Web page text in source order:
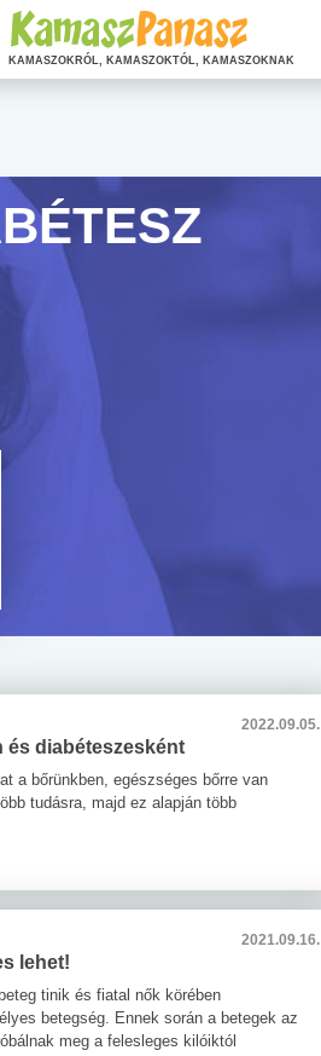
2022.09.05.
és diabéteszesként
a bőrünkben, egészséges bőrre van
tudásra, majd ez alapján több
2021.09.16.
lehet!
tinik és fiatal nők körében
betegség. Ennek során a betegek az
meg a felesleges kilóiktól
KAMASZOKRÓL, KAMASZOKTÓL, KAMASZOKNAK